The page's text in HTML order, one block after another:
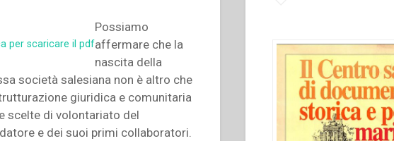
per scaricare il pdf
Possiamo
affermare che la
nascita della
società salesiana non è altro che
giuridica e comunitaria
scelte di volontariato del
e dei suoi primi collaboratori.